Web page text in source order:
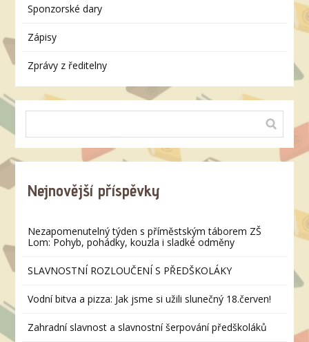
Sponzorské dary
Zápisy
Zprávy z ředitelny
Nejnovější příspěvky
Nezapomenutelný týden s příměstským táborem ZŠ
Lom: Pohyb, pohádky, kouzla i sladké odměny
SLAVNOSTNÍ ROZLOUČENÍ S PŘEDŠKOLÁKY
Vodní bitva a pizza: Jak jsme si užili slunečný 18.červen!
Zahradní slavnost a slavnostní šerpování předškoláků